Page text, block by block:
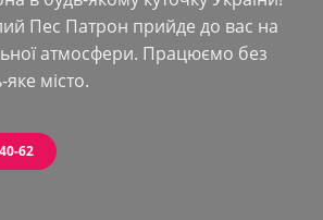
Пес Патрон прийде до вас на
атмосфери. Працюємо без
місто.
62